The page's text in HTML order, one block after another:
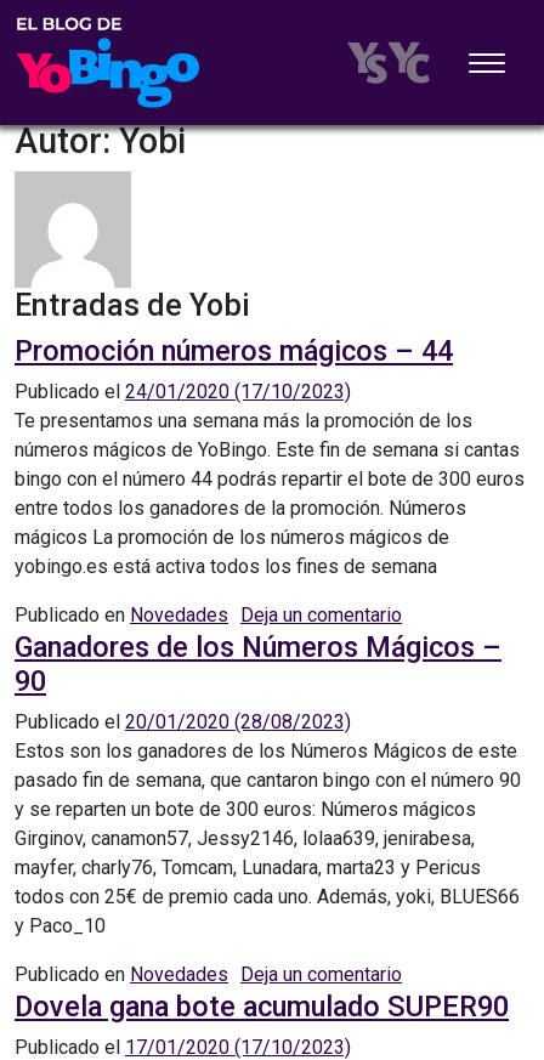
Autor:Yobi
Entradas de Yobi
Promoción números mágicos – 44
Publicado el 24/01/2020 (17/10/2023)
Te presentamos una semana más la promoción de los
números mágicos de YoBingo. Este fin de semana si cantas
bingo con el número 44 podrás repartir el bote de 300 euros
entre todos los ganadores de la promoción. Números
mágicos La promoción de los números mágicos de
yobingo.es está activa todos los fines de semana
Publicado en Novedades Deja un comentarioen Promoción
Ganadores de los Números Mágicos –
90
Publicado el 20/01/2020 (28/08/2023)
Estos son los ganadores de los Números Mágicos de este
pasado fin de semana, que cantaron bingo con el número 90
y se reparten un bote de 300 euros: Números mágicos ​​
Girginov​, ​canamon57​, ​Jessy2146​, ​lolaa639​, ​jenirabesa​, ​
mayfer​, ​charly76​, ​Tomcam​, ​Lunadara​, ​marta23​ y ​Pericus
todos con 25€ de premio cada uno. Además, yoki, BLUES66
y Paco_10
Publicado en Novedades Deja un comentarioen Ganadores
Dovela gana bote acumulado SUPER90
Publicado el 17/01/2020 (17/10/2023)